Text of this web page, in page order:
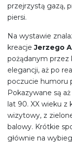
przejrzystą gazą,
piersi.
Na wystawie
kreacjeJerzego
pożądanym przez
elegancji, aż po
poczucie humoru
Pokazywane są
lat 90. XX wieku z
wizytowy, z
balowy. Krótkie
głównie na